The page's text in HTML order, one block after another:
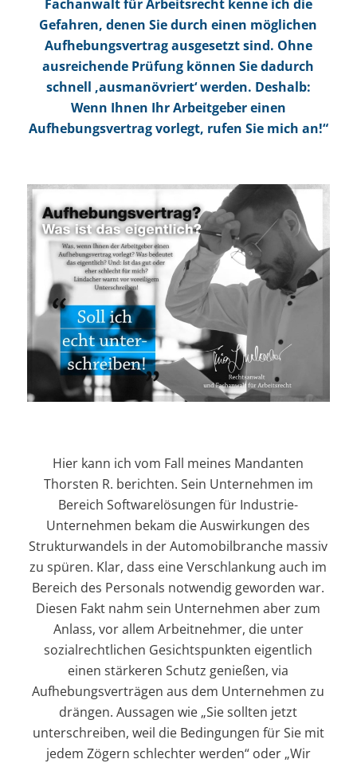
Fachanwalt für Arbeitsrecht kenne ich die
Gefahren, denen Sie durch einen möglichen
Aufhebungsvertrag ausgesetzt sind. Ohne
ausreichende Prüfung können Sie dadurch
schnell ,ausmanövriert‘ werden. Deshalb:
Wenn Ihnen Ihr Arbeitgeber einen
Aufhebungsvertrag vorlegt, rufen Sie mich an!“
Hier kann ich vom Fall meines Mandanten
Thorsten R. berichten. Sein Unternehmen im
Bereich Softwarelösungen für Industrie-
Unternehmen bekam die Auswirkungen des
Strukturwandels in der Automobilbranche massiv
zu spüren. Klar, dass eine Verschlankung auch im
Bereich des Personals notwendig geworden war.
Diesen Fakt nahm sein Unternehmen aber zum
Anlass, vor allem Arbeitnehmer, die unter
sozialrechtlichen Gesichtspunkten eigentlich
einen stärkeren Schutz genießen, via
Aufhebungsverträgen aus dem Unternehmen zu
drängen. Aussagen wie „Sie sollten jetzt
unterschreiben, weil die Bedingungen für Sie mit
jedem Zögern schlechter werden“ oder „Wir